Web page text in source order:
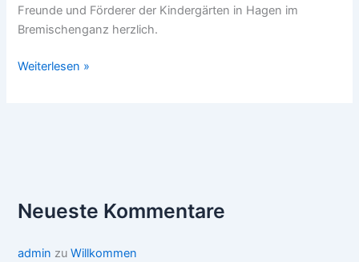
Freunde und Förderer der Kindergärten in Hagen im
Bremischenganz herzlich.
Das
Weiterlesen »
Neueste Kommentare
admin zuWillkommen